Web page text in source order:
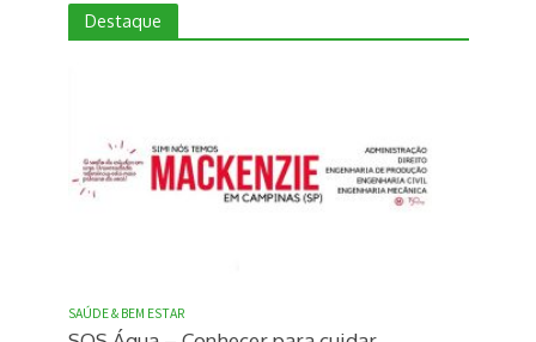
Destaque
SAÚDE & BEM ESTAR